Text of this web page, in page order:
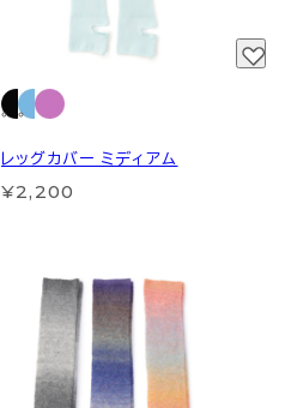
レッグカバー ミディアム
¥2,200